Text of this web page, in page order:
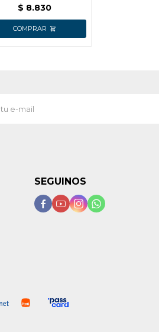
$ 8.830
SEGUINOS
   